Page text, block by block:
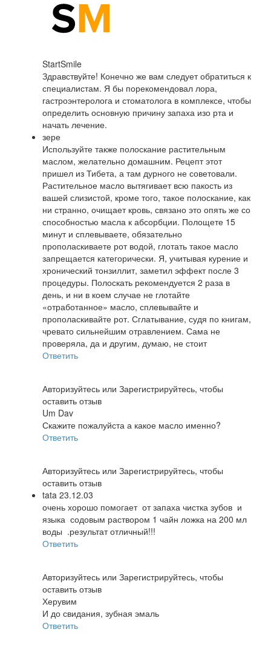
StartSmile
Здравствуйте! Конечно же вам следует обратиться к
специалистам. Я бы порекомендовал лора,
гастроэнтеролога и стоматолога в комплексе, чтобы
определить основную причину запаха изо рта и
начать лечение.
зере
Используйте также полоскание растительным
маслом, желательно домашним. Рецепт этот
пришел из Тибета, а там дурного не советовали.
Растительное масло вытягивает всю пакость из
вашей слизистой, кроме того, такое полоскание, как
ни странно, очищает кровь, связано это опять же со
способностью масла к абсорбции. Полощете 15
минут и сплевываете, обязательно
прополаскиваете рот водой, глотать такое масло
запрещается категорически. Я, учитывая курение и
хронический тонзиллит, заметил эффект после 3
процедуры. Полоскать рекомендуется 2 раза в
день, и ни в коем случае не глотайте
«отработанное» масло, сплевывайте и
прополаскивайте рот. Сглатывание, судя по книгам,
чревато сильнейшим отравлением. Сама не
проверяла, да и другим, думаю, не стоит
Ответить
Авторизуйтесь или Зарегистрируйтесь, чтобы
оставить отзыв
Um Dav
Скажите пожалуйста а какое масло именно?
Ответить
Авторизуйтесь или Зарегистрируйтесь, чтобы
оставить отзыв
tata 23.12.03
очень хорошо помогает от запаха чистка зубов и
языка содовым раствором 1 чайн ложка на 200 мл
воды .результат отличный!!!
Ответить
Авторизуйтесь или Зарегистрируйтесь, чтобы
оставить отзыв
Херувим
И до свидания, зубная эмаль
Ответить